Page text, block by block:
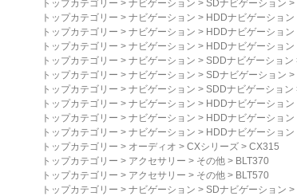
トップカテゴリー > ナビゲーション > SDナビゲーション >
トップカテゴリー > ナビゲーション > HDDナビゲーション
トップカテゴリー > ナビゲーション > HDDナビゲーション
トップカテゴリー > ナビゲーション > HDDナビゲーション
トップカテゴリー > ナビゲーション > SDDナビゲーション
トップカテゴリー > ナビゲーション > SDナビゲーション >
トップカテゴリー > ナビゲーション > SDDナビゲーション
トップカテゴリー > ナビゲーション > HDDナビゲーション
トップカテゴリー > ナビゲーション > HDDナビゲーション
トップカテゴリー > ナビゲーション > HDDナビゲーション
トップカテゴリー > オーディオ > CXシリーズ > CX315
トップカテゴリー > アクセサリー > その他 > BLT370
トップカテゴリー > アクセサリー > その他 > BLT570
トップカテゴリー > ナビゲーション > SDナビゲーション >